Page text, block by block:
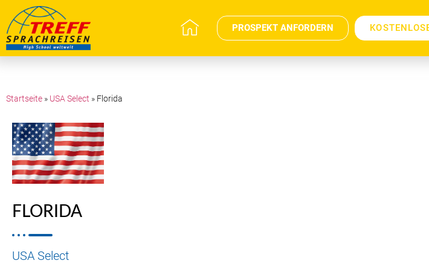
PROSPEKT ANFORDERN
Startseite » USA Select » Florida
FLORIDA
USA Select